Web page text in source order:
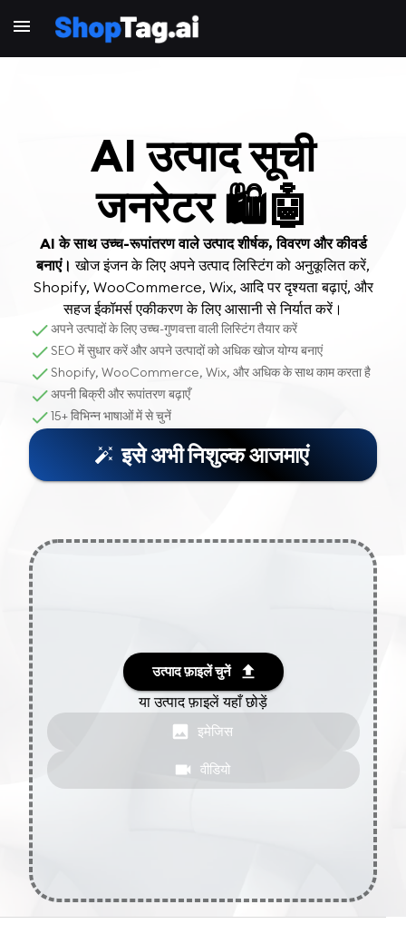
AI उत्पाद सूची
जनरेटर 🛍️🤖
AI के साथ उच्च-रूपांतरण वाले उत्पाद शीर्षक, विवरण और कीवर्ड
बनाएं। खोज इंजन के लिए अपने उत्पाद लिस्टिंग को अनुकूलित करें,
Shopify, WooCommerce, Wix, आदि पर दृश्यता बढ़ाएं, और
सहज ईकॉमर्स एकीकरण के लिए आसानी से निर्यात करें।
अपने उत्पादों के लिए उच्च-गुणवत्ता वाली लिस्टिंग तैयार करें
SEO में सुधार करें और अपने उत्पादों को अधिक खोज योग्य बनाएं
Shopify, WooCommerce, Wix, और अधिक के साथ काम करता है
अपनी बिक्री और रूपांतरण बढ़ाएँ
15+ विभिन्न भाषाओं में से चुनें
इसे अभी निशुल्क आजमाएं
उत्पाद फ़ाइलें चुनें
या उत्पाद फ़ाइलें यहाँ छोड़ें
इमेजिस
वीडियो